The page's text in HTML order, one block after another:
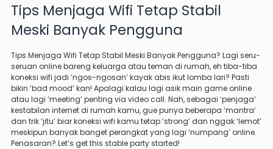
Tips Menjaga Wifi Tetap Stabil
Meski Banyak Pengguna
Tips Menjaga Wifi Tetap Stabil Meski Banyak Pengguna? Lagi seru-
seruan online bareng keluarga atau teman di rumah, eh tiba-tiba
koneksi wifi jadi ‘ngos-ngosan’ kayak abis ikut lomba lari? Pasti
bikin ‘bad mood’ kan! Apalagi kalau lagi asik main game online
atau lagi ‘meeting’ penting via video call. Nah, sebagai ‘penjaga’
kestabilan internet di rumah kamu, gue punya beberapa ‘mantra’
dan trik ‘jitu’ biar koneksi wifi kamu tetap ‘strong’ dan nggak ‘lemot’
meskipun banyak banget perangkat yang lagi ‘numpang’ online.
Penasaran? Let’s get this stable party started!